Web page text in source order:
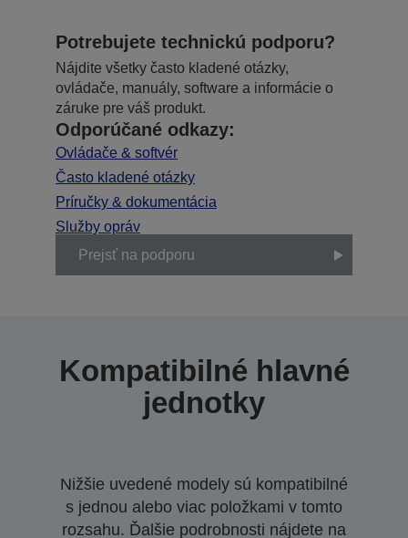
Potrebujete technickú podporu?
Nájdite všetky často kladené otázky,
ovládače, manuály, software a informácie o
záruke pre váš produkt.
Odporúčané odkazy:
Ovládače & softvér
Často kladené otázky
Príručky & dokumentácia
Služby opráv
Prejsť na podporu
Kompatibilné hlavné
jednotky
Nižšie uvedené modely sú kompatibilné
s jednou alebo viac položkami v tomto
rozsahu. Ďalšie podrobnosti nájdete na